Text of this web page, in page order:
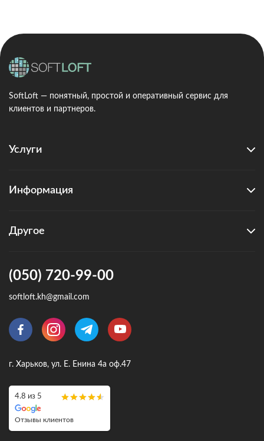
SoftLoft — понятный, простой и оперативный сервис для
клиентов и партнеров.
Услуги
Информация
Другое
(050) 720-99-00
softloft.kh@gmail.com
г. Харьков, ул. Е. Енина 4а оф.47
4.8 из 5
Отзывы клиентов